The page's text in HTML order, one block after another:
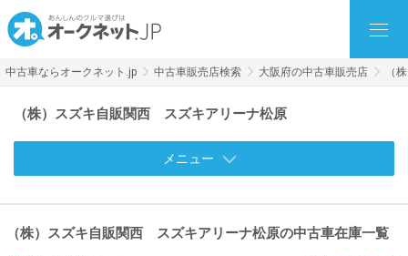
中古車ならオークネット.jp 中古車販売店検索 大阪府の中古車販売店 （
（株）スズキ自販関西 スズキアリーナ松原
メニュー
（株）スズキ自販関西 スズキアリーナ松原の中古車在庫一覧